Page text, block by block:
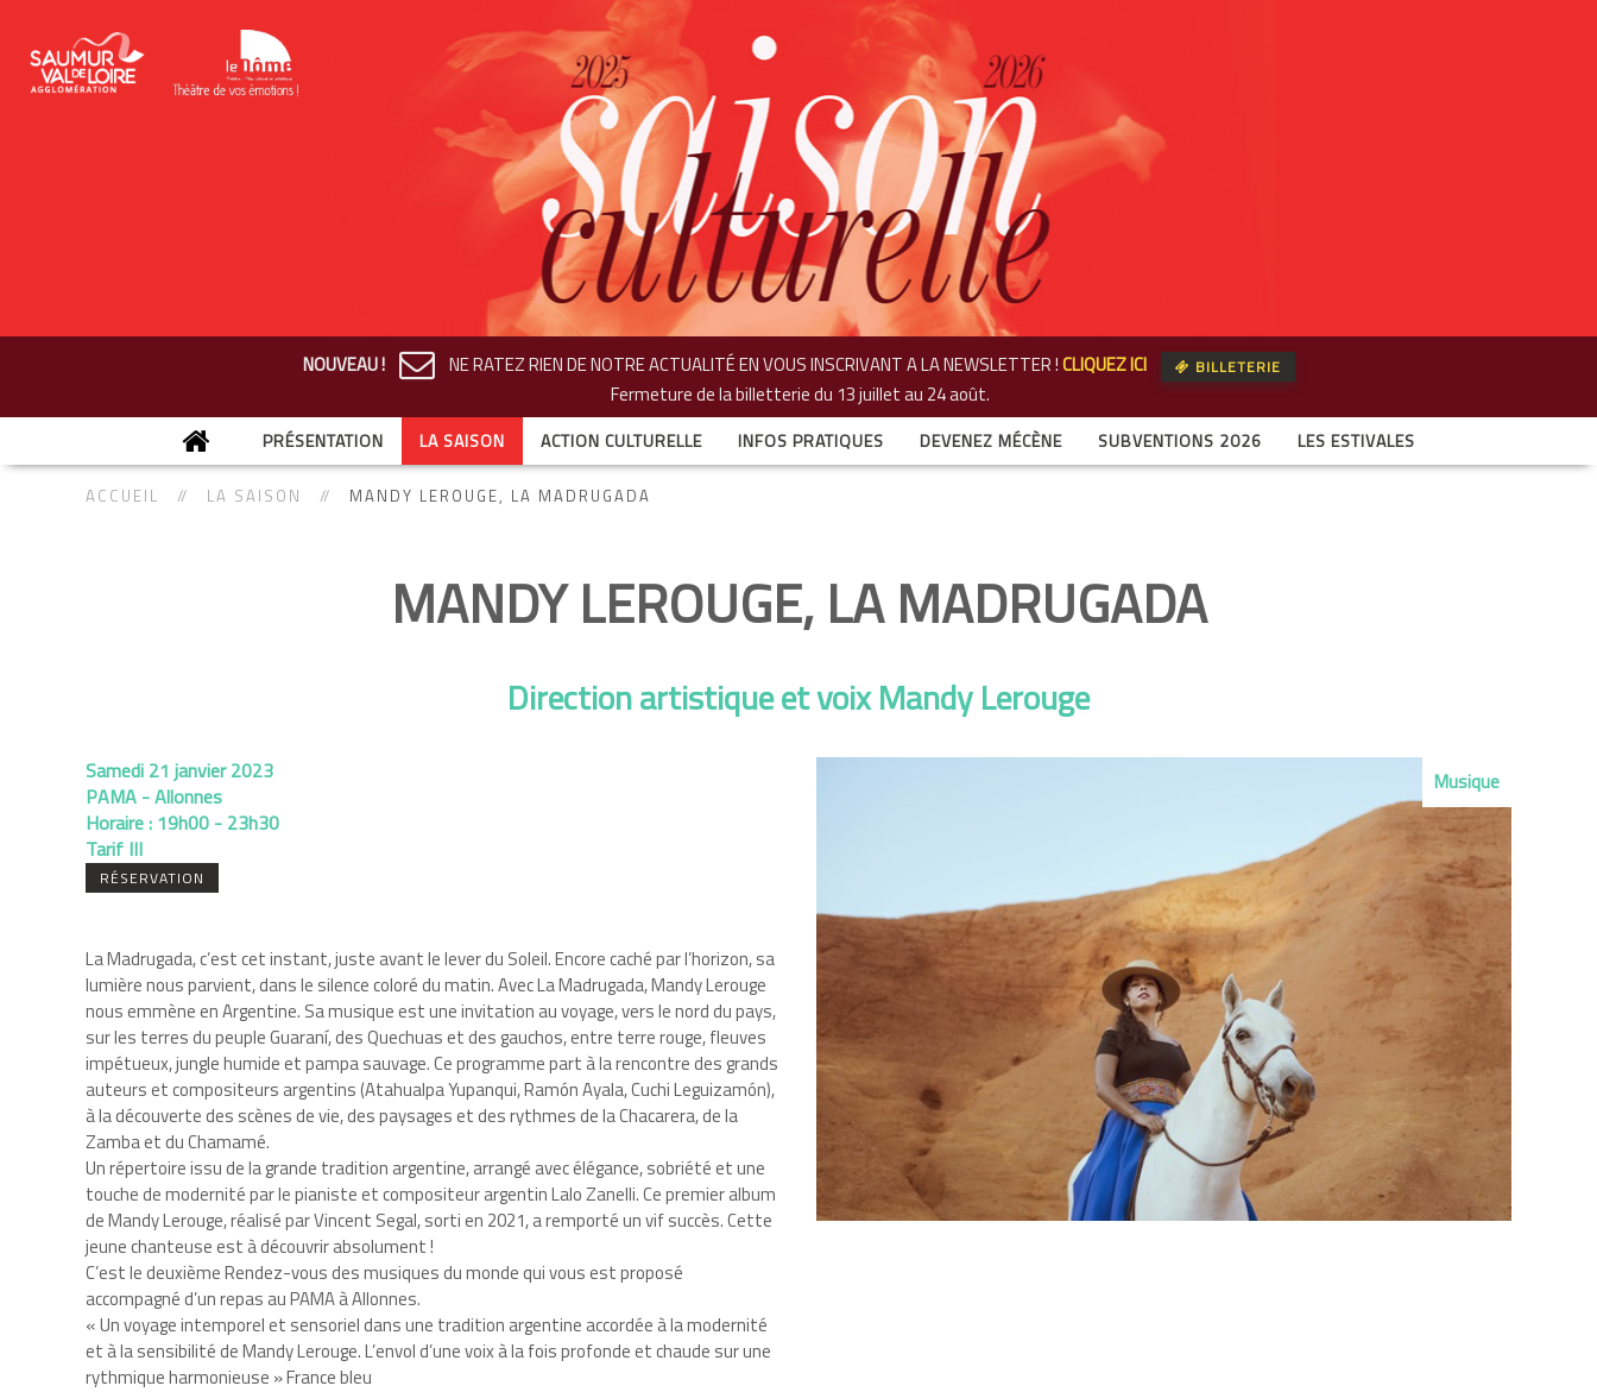
NOUVEAU ! NE RATEZ RIEN DE NOTRE ACTUALITÉ EN VOUS INSCRIVANT A LA NEWSLETTER !CLIQUEZ ICI BILLETERIE
Fermeture de la billetteriedu 13 juillet au 24 août.
PRÉSENTATION LA SAISON ACTION CULTURELLE INFOS PRATIQUES DEVENEZ MÉCÈNE SUBVENTIONS 2026 LES ESTIVALES
ACCUEIL LA SAISON MANDY LEROUGE, LA MADRUGADA
MANDY LEROUGE, LA MADRUGADA
Direction artistique et voix Mandy Lerouge
Samedi 21 janvier 2023
PAMA - Allonnes
Horaire : 19h00 - 23h30
Tarif III
RÉSERVATION
La Madrugada, c’est cet instant, juste avant le lever du Soleil. Encore caché par l’horizon, sa
lumière nous parvient, dans le silence coloré du matin. Avec La Madrugada, Mandy Lerouge
nous emmène en Argentine. Sa musique est une invitation au voyage, vers le nord du pays,
sur les terres du peuple Guaraní, des Quechuas et des gauchos, entre terre rouge, fleuves
impétueux, jungle humide et pampa sauvage. Ce programme part à la rencontre des grands
auteurs et compositeurs argentins (Atahualpa Yupanqui, Ramón Ayala, Cuchi Leguizamón),
à la découverte des scènes de vie, des paysages et des rythmes de la Chacarera, de la
Zamba et du Chamamé.
Un répertoire issu de la grande tradition argentine, arrangé avec élégance, sobriété et une
touche de modernité par le pianiste et compositeur argentin Lalo Zanelli. Ce premier album
de Mandy Lerouge, réalisé par Vincent Segal, sorti en 2021, a remporté un vif succès. Cette
jeune chanteuse est à découvrir absolument !
C’est le deuxième Rendez-vous des musiques du monde qui vous est proposé
accompagné d’un repas au PAMA à Allonnes.
« Un voyage intemporel et sensoriel dans une tradition argentine accordée à la modernité
et à la sensibilité de Mandy Lerouge. L’envol d’une voix à la fois profonde et chaude sur une
rythmique harmonieuse » France bleu
Musique